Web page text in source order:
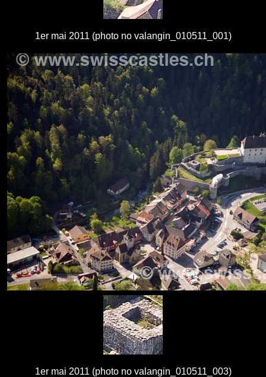
1er mai 2011 (photo no valangin_010511_001)
1er mai 2011 (photo no valangin_010511_003)